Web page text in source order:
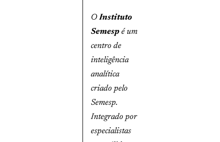
OInstituto
Semesp é um
centro de
inteligência
analítica
criado pelo
Semesp.
Integrado por
especialistas